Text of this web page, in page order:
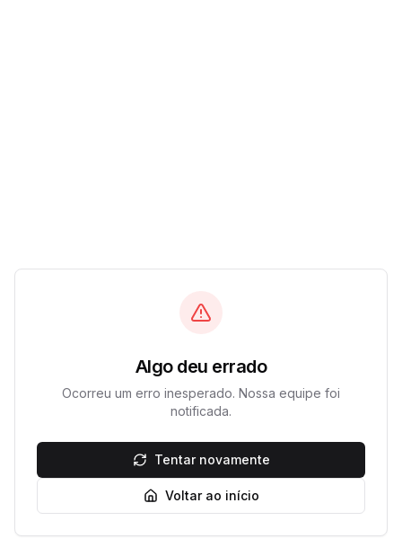
Algo deu errado
Ocorreu um erro inesperado. Nossa equipe foi
notificada.
Tentar novamente
Voltar ao início